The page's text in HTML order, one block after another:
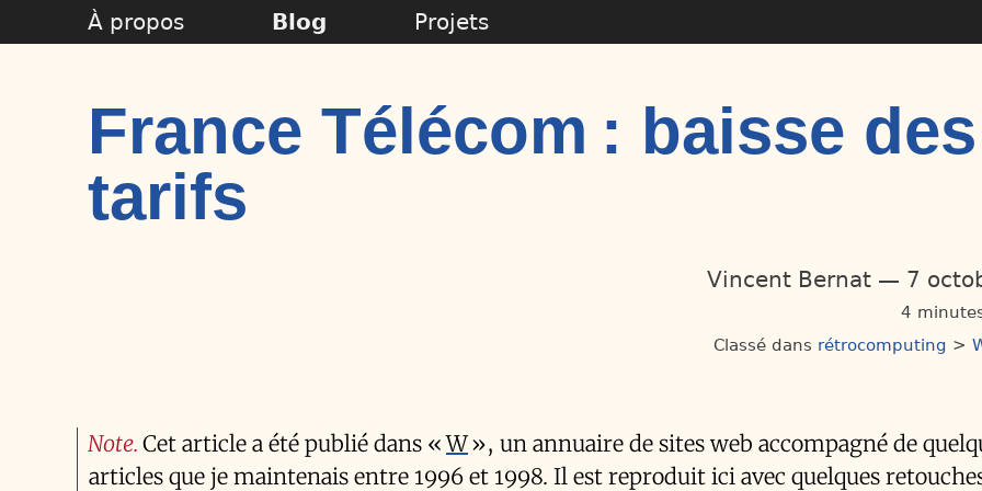
France Télécom : baisse des
tarifs
Vincent Bernat 7
4
Classé dans rétrocomputing >
Note Cet article a été publié dans «W», un annuaire de sites web accompagné de
articles que je maintenais entre 1996 et 1998. Il est reproduit ici avec quelques
À propos Blog Projets